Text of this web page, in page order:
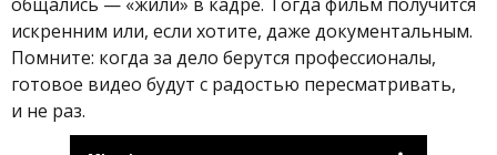
искренним или, если хотите, даже документальным.
Помните: когда за дело берутся профессионалы,
готовое видео будут с радостью пересматривать,
и не раз.